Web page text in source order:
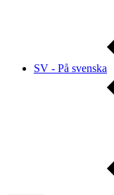
SV - På svenska